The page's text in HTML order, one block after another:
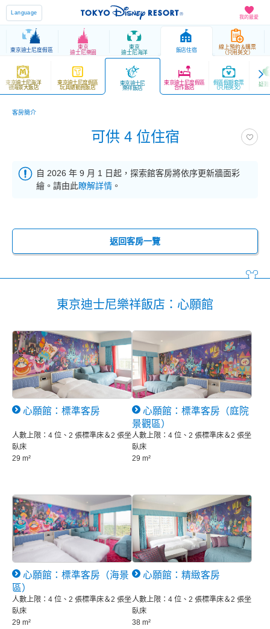
我的最愛
Language
東京迪士尼度假區
東京
迪士尼樂園
東京
迪士尼海洋
飯店住宿
線上預約＆購票
（只用英文）
東京迪士尼海洋
觀海景大飯店
東京迪士尼度假區
玩具總動員飯店
東京迪士尼
樂祥飯店
東京迪士尼度假區
合作飯店
假區假期套票
（只用英文） 疑難
客房簡介
可供 4 位住宿
自 2026 年 9 月 1 日起，探索館客房將依序更新牆面彩
繪。請由此瞭解詳情 。
返回客房一覽
東京迪士尼樂祥飯店：心願館
心願館：標準客房
人數上限：4 位、2 張標準床＆2 張坐
臥床
29 m²
心願館：標準客房（庭院
景觀區）
人數上限：4 位、2 張標準床＆2 張坐
臥床
29 m²
心願館：標準客房（海景
區）
人數上限：4 位、2 張標準床＆2 張坐
臥床
29 m²
心願館：精緻客房
人數上限：4 位、2 張標準床＆2 張坐
臥床
38 m²